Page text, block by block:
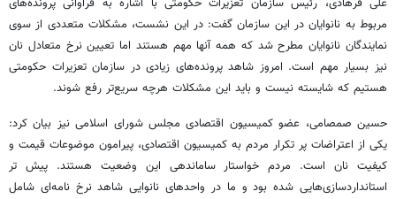
علی فرهادی، رئیس سازمان تعزیرات حکومتی با اشاره به فراوانی پرونده‌های
مربوط به نانوایان در این سازمان گفت: در این نشست، مشکلات متعددی از سوی
نمایندگان نانوایان مطرح شد که همه آنها مهم هستند اما تعیین نرخ متعادل نان
نیز بسیار مهم است. امروز شاهد پرونده‌های زیادی در سازمان تعزیرات حکومتی
هستیم که شایسته نیست و باید این مشکلات هرچه سریع‌تر رفع شوند.
حسین صمصامی، عضو کمیسیون اقتصادی مجلس شورای اسلامی نیز بیان کرد:
یکی از اعتراضات پر تکرار مردم به کمیسیون اقتصادی، پیرامون موضوعات قیمت و
کیفیت نان است. مردم خواستار ساماندهی این وضعیت هستند. پیش تر
استانداردسازی‌هایی شده بود و ما در واحدهای نانوایی شاهد نرخ نامه‌ای شامل